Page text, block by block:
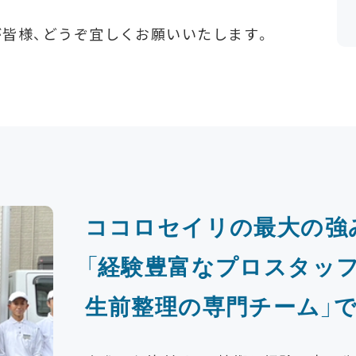
様、どうぞ宜しくお願いいたします。
ココロセイリの最大の強
「経験豊富なプロスタッ
生前整理の専門チーム」